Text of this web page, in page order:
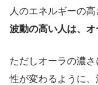
人のエネルギーの
波動の高い人は、オ
ただしオーラの濃
性が変わるように、